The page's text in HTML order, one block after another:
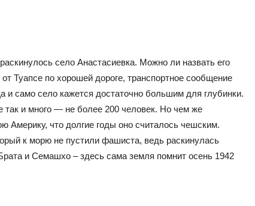
село Анастасиевка. Можно ли назвать его
Туапсе по хорошей дороге, транспортное сообщение
и само село кажется достаточно большим для глубинки.
так и много — не более 200 человек. Но чем же
Америку, что долгие годы оно считалось чешским.
к морю не пустили фашиста, ведь раскинулась
и Семашхо – здесь сама земля помнит осень 1942